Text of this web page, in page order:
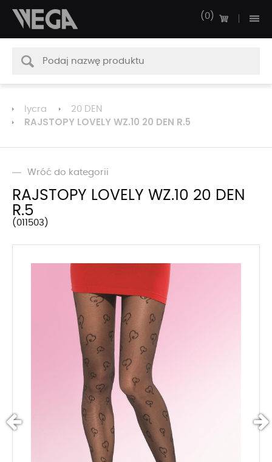
0
lycra 20 DEN
RAJSTOPY LOVELY WZ.10 20 DEN R.5
Wróć do kategorii
RAJSTOPY LOVELY WZ.10 20 DEN
R.5
011503